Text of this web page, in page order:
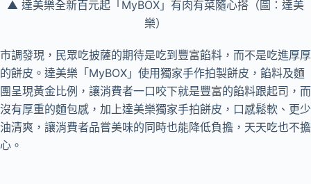
▲ 達美樂全新百元起「MyBOX」有肉有菜隨心搭（圖：達美
樂）
市調發現，民眾吃披薩的期待是吃到豐富餡料，而不是吃進厚厚
的餅皮。達美樂「MyBOX」使用獨家手作拍製餅皮，餡料及麵
團呈現黃金比例，讓消費者一口咬下就是豐富的餡料跟起司，而
沒有厚重的麵包感，加上達美樂獨家手拍餅皮，口感鬆軟、更少
油清爽，讓消費者品嘗美味的同時也能降低負擔，天天吃也不擔
心。